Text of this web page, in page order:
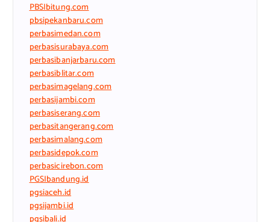
PBSIbitung.com
pbsipekanbaru.com
perbasimedan.com
perbasisurabaya.com
perbasibanjarbaru.com
perbasiblitar.com
perbasimagelang.com
perbasijambi.com
perbasiserang.com
perbasitangerang.com
perbasimalang.com
perbasidepok.com
perbasicirebon.com
PGSIbandung.id
pgsiaceh.id
pgsijambi.id
pgsibali.id